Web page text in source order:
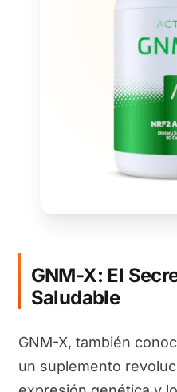
GNM-X: El
Saludable
GNM-X, también
un suplemento